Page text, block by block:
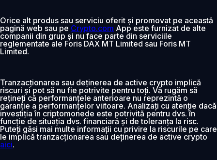
Orice alt produs sau serviciu oferit și promovat pe această
pagină web sau pe Crypto.com App este furnizat de alte
companii din grup și nu face parte din serviciile
reglementate ale Foris DAX MT Limited sau Foris MT
Limited.
Tranzacționarea sau deținerea de active crypto implică
riscuri și pot să nu fie potrivite pentru toți. Vă rugăm să
rețineți că performanțele anterioare nu reprezintă o
garanție a performanțelor viitoare. Analizați cu atenție dacă
investiția în criptomonede este potrivită pentru dvs. în
funcție de situația dvs. financiară și de toleranța la risc.
Puteți găsi mai multe informații cu privire la riscurile pe care
le implică tranzacționarea sau deținerea de active crypto
aici.